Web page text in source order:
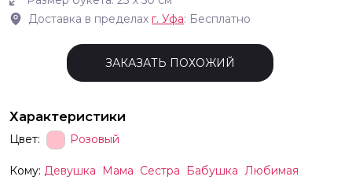
Доставка в пределах г. Уфа: Бесплатно
ЗАКАЗАТЬ ПОХОЖИЙ
Характеристики
Цвет: Розовый
Кому: Девушка Мама Сестра Бабушка Любимая